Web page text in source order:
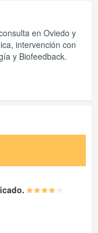
en Oviedo y
intervención con
y Biofeedback.